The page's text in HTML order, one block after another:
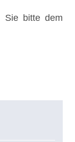
Sie bitte dem